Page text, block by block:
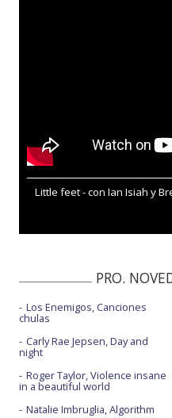
Little feet - con Ian Isiah y
PRO.
Los Enemigos, Canciones
chulas
Carly Rae Jepsen, Day and
night
Roger Taylor, Violence insane
in a beautiful world
Natalie Imbruglia, Algorithm